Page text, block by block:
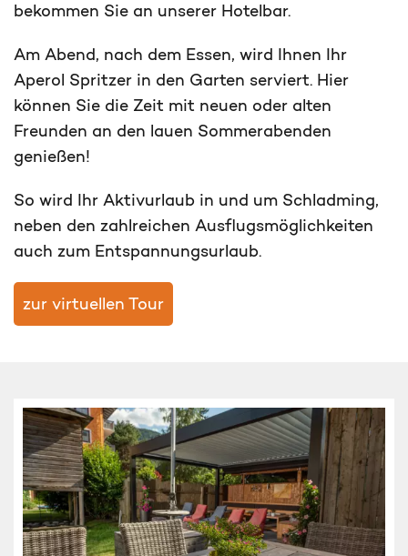
bekommen Sie an unserer Hotelbar.
Am Abend, nach dem Essen, wird Ihnen Ihr
Aperol Spritzer in den Garten serviert. Hier
können Sie die Zeit mit neuen oder alten
Freunden an den lauen Sommerabenden
genießen!
So wird Ihr Aktivurlaub in und um Schladming,
neben den zahlreichen Ausflugsmöglichkeiten
auch zum Entspannungsurlaub.
zur virtuellen Tour